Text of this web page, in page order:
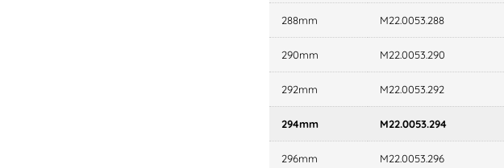
288mm M22.0053.288
290mm M22.0053.290
292mm M22.0053.292
294mm M22.0053.294
296mm M22.0053.296